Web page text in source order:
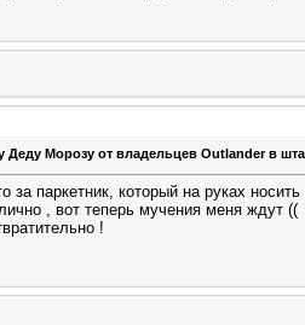
Деду Морозу от владельцев Outlander в
за паркетник, который на руках носить
, вот теперь мучения меня ждут ((
!